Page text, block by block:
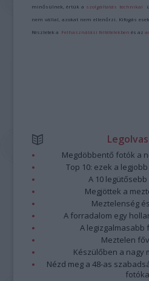
minősülnek, értük a szolgáltatás technikai
nem vállal, azokat nem ellenőrzi. Kifogás
Részletek a Felhasználási feltételekben és az
Megdöbbentő fotók a
Top 10: ezek a
A 10
Megjöttek a
Meztelenség
A forradalom egy
A legizgalmasabb
Meztelen
Készülőben a nagy
Nézd meg a 48-as